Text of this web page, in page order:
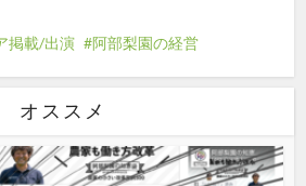
掲載/出演 阿部梨園の経営
オススメ